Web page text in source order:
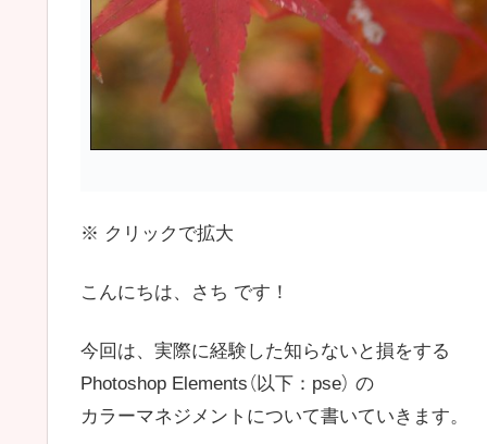
※ クリックで拡大
こんにちは、さち です！
今回は、実際に経験した知らないと損をする
Photoshop Elements（以下：pse） の
カラーマネジメントについて書いていきます。